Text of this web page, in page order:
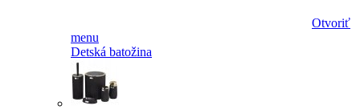
Otvoriť
menu
Detská batožina